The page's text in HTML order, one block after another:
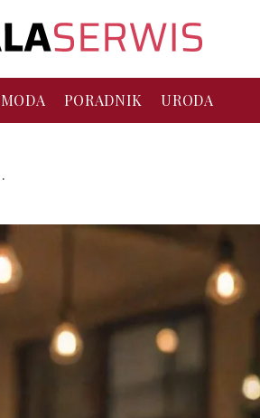
MODA PORADNIK URODA